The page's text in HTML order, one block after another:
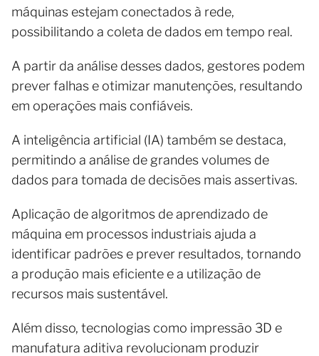
máquinas estejam conectados à rede,
possibilitando a coleta de dados em tempo real.
A partir da análise desses dados, gestores podem
prever falhas e otimizar manutenções, resultando
em operações mais confiáveis.
A inteligência artificial (IA) também se destaca,
permitindo a análise de grandes volumes de
dados para tomada de decisões mais assertivas.
Aplicação de algoritmos de aprendizado de
máquina em processos industriais ajuda a
identificar padrões e prever resultados, tornando
a produção mais eficiente e a utilização de
recursos mais sustentável.
Além disso, tecnologias como impressão 3D e
manufatura aditiva revolucionam produzir